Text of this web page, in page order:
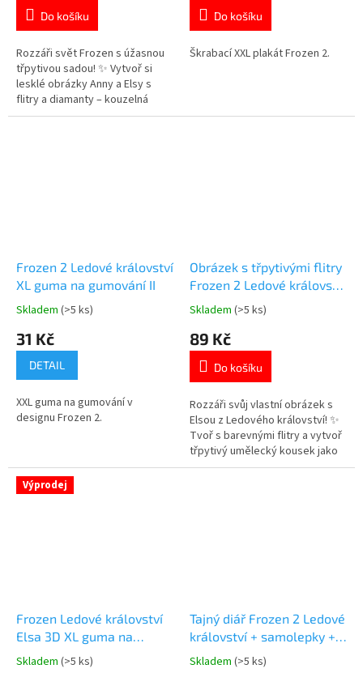
4,8
5
hvězdiček.
Do košíku
Rozzáři svět Frozen s úžasnou
třpytivou sadou! ✨ Vytvoř si
lesklé obrázky Anny a Elsy s
flitry a diamanty – kouzelná
zábava pro malé princezny! 👑
5,0
5
Do košíku
Škrabací XXL plakát Frozen 2.
Frozen 2 Ledové království
XL guma na gumování II
Průměrné
produktu
5
hvězdiček.
Skladem (>5 ks)
31 Kč
DETAIL
XXL guma na gumování v
designu Frozen 2.
Obrázek s třpytivými flitry
Frozen 2 Ledové království
kreativní sada
Průměrné
produktu
4,9
5
hvězdiček.
Skladem (>5 ks)
89 Kč
Do košíku
Rozzáři svůj vlastní obrázek s
Elsou z Ledového království! ✨
Tvoř s barevnými flitry a vytvoř
třpytivý umělecký kousek jako
opravdová princezna! 👑 Více
Výprodej
Frozen Ledové království
Elsa 3D XL guma na
gumování
Průměrné
Skladem (>5 ks)
Tajný diář Frozen 2 Ledové
království + samolepky +
razítko
Průměrné
Skladem (>5 ks)